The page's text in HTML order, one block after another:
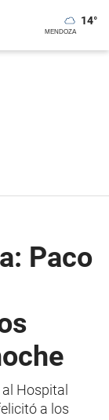
14°
Paco
Hospital
a los